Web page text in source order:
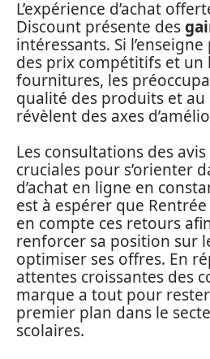
L’expérience d’achat
Discount présente des
intéressants. Si
des prix compétitifs et un
fournitures, les
qualité des produits et au
révèlent des axes
Les consultations des
cruciales pour s’orienter
d’achat en ligne en
est à espérer que
en compte ces retours
renforcer sa position sur
optimiser ses offres. En
attentes croissantes des
marque a tout pour
premier plan dans le
scolaires.